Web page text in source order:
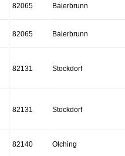
82065 Baierbrunn
82065 Baierbrunn
82131 Stockdorf
82131 Stockdorf
82140 Olching